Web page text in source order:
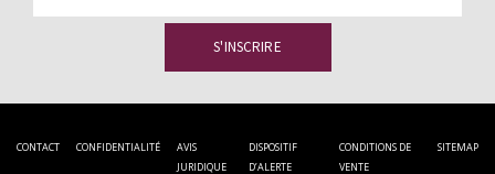
CONTACT CONFIDENTIALITÉ
AVIS
JURIDIQUE
DISPOSITIF
D’ALERTE
CONDITIONS DE
VENTE
SITEMAP